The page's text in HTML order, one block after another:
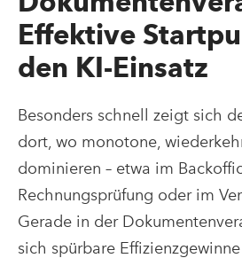
Effektive
den KI-Einsatz
Besonders schnell zeigt sich
dort, wo monotone,
dominieren – etwa im
Rechnungsprüfung oder im
Gerade in der
sich spürbare